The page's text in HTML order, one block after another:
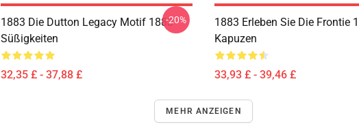
1883 Die Dutton Legacy Motif 1883
Süßigkeiten
32,35 £ - 37,88 £
-20%
1883 Erleben Sie Die Frontie
Kapuzen
33,93 £ - 39,46 £
MEHR ANZEIGEN